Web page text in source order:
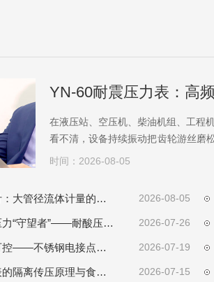
YN-60耐震压力表：高
在液压站、空压机、柴油机组、工程
看不清，设备持续振动把齿轮游丝磨
表以“60mm紧凑表盘+表内充甘油/...
时间：2026-08-05
2026-08-05
插入式电磁流量计：大管径流体计量的节能型解决方案
2026-07-26
强腐蚀环境下的压力“守望者”——耐酸压力表原理与化工流程应用
2026-07-19
触点之间，安全可控——不锈钢电接点压力表工作原理与工业报警联锁应用
2026-07-15
卫生型隔膜压力表的隔离传压原理与食药无菌产线应用